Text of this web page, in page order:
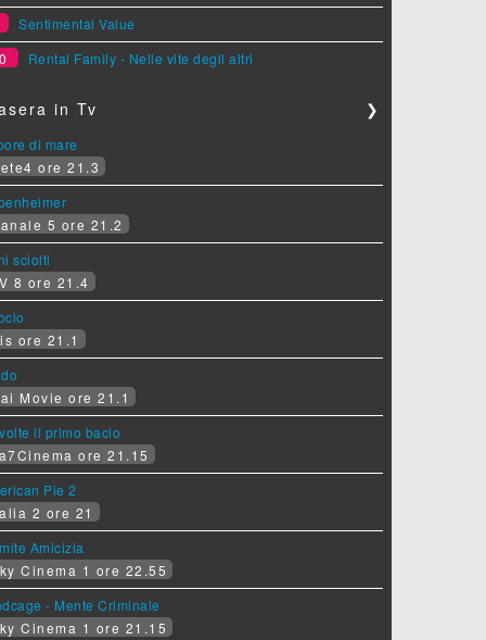
Sentimental Value
Rental Family - Nelle vite degli altri
in Tv ❯
di mare
ore 21.3
5 ore 21.2
sciolti
8 ore 21.4
ore 21.1
Movie ore 21.1
il primo bacio
ore 21.15
Pie 2
2 ore 21
Amicizia
Cinema 1 ore 22.55
- Mente Criminale
Cinema 1 ore 21.15